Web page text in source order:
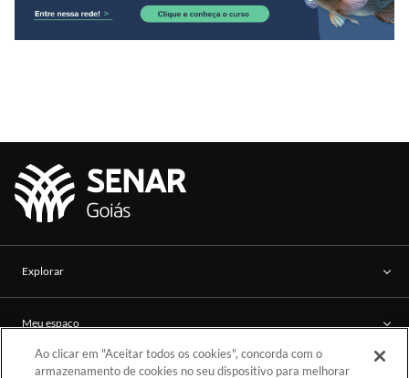
Explorar
Meu espaço
Ao clicar em "Aceitar todos os cookies", concorda com o
armazenamento de cookies no seu dispositivo para melhorar